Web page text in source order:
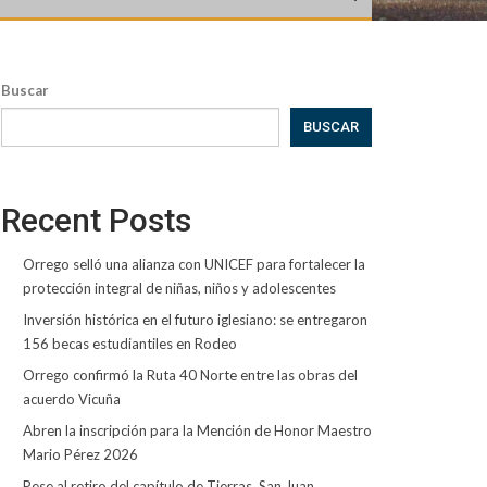
Buscar
BUSCAR
Recent Posts
Orrego selló una alianza con UNICEF para fortalecer la
protección integral de niñas, niños y adolescentes
Inversión histórica en el futuro iglesiano: se entregaron
156 becas estudiantiles en Rodeo
Orrego confirmó la Ruta 40 Norte entre las obras del
acuerdo Vicuña
Abren la inscripción para la Mención de Honor Maestro
Mario Pérez 2026